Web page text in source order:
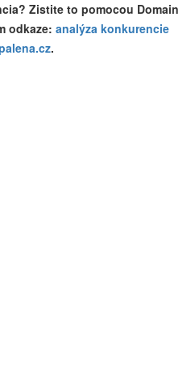
Zistite to pomocou Domain
odkaze: analýza konkurencie
.